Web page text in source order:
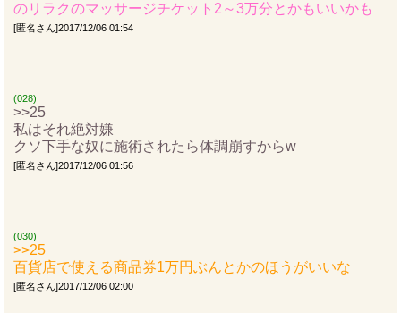
のリラクのマッサージチケット2～3万分とかもいいかも
[匿名さん]2017/12/06 01:54
(028)
>>25
私はそれ絶対嫌
クソ下手な奴に施術されたら体調崩すからw
[匿名さん]2017/12/06 01:56
(030)
>>25
百貨店で使える商品券1万円ぶんとかのほうがいいな
[匿名さん]2017/12/06 02:00